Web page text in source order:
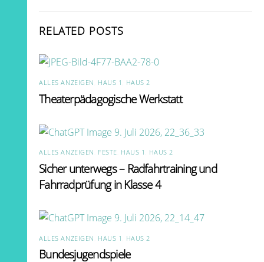
RELATED POSTS
ALLES ANZEIGEN HAUS 1 HAUS 2
Theaterpädagogische Werkstatt
ALLES ANZEIGEN FESTE HAUS 1 HAUS 2
Sicher unterwegs – Radfahrtraining und
Fahrradprüfung in Klasse 4
ALLES ANZEIGEN HAUS 1 HAUS 2
Bundesjugendspiele